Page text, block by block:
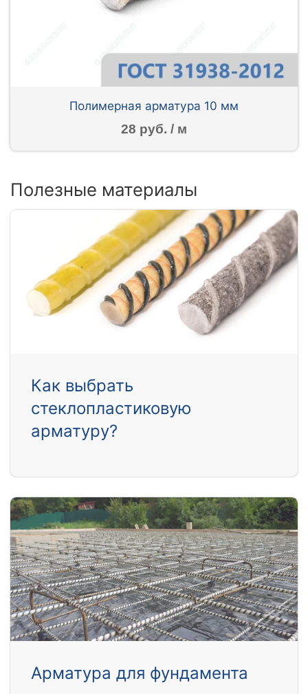
Полимерная арматура 10 мм
28 руб. / м
Полезные материалы
Как выбрать
стеклопластиковую
арматуру?
Арматура для фундамента